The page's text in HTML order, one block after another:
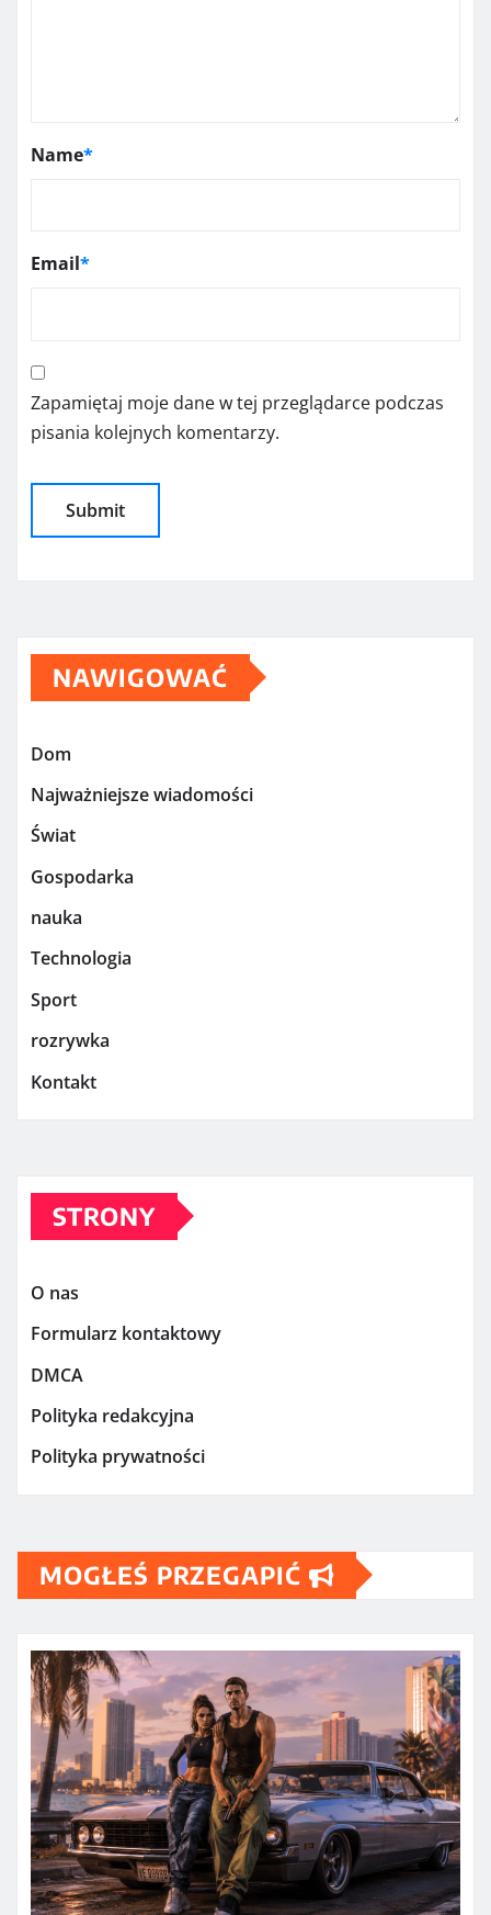
Name*
Email*
Zapamiętaj moje dane w tej przeglądarce podczas
pisania kolejnych komentarzy.
NAWIGOWAĆ
Dom
Najważniejsze wiadomości
Świat
Gospodarka
nauka
Technologia
Sport
rozrywka
Kontakt
STRONY
O nas
Formularz kontaktowy
DMCA
Polityka redakcyjna
Polityka prywatności
MOGŁEŚ PRZEGAPIĆ